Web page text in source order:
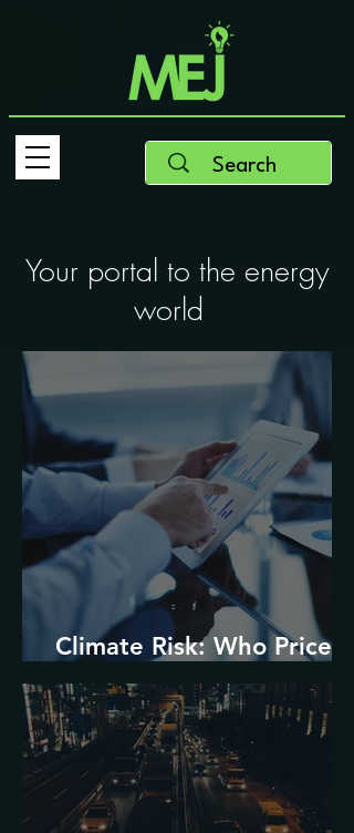
Your portal to the energy
world
Climate Risk: Who Prices
it and How?